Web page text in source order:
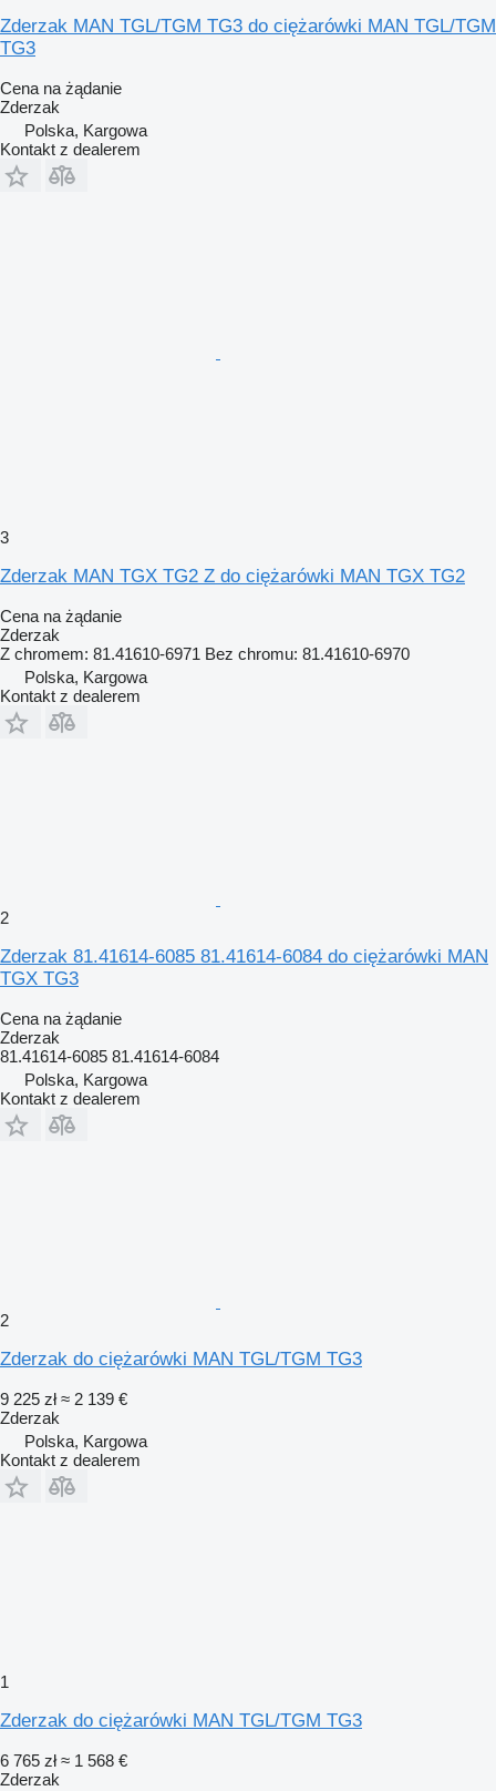
Zderzak MAN TGL/TGM TG3 do ciężarówki MAN TGL/TGM
TG3
Cena na żądanie
Zderzak
Polska, Kargowa
Kontakt z dealerem
3
Zderzak MAN TGX TG2 Z do ciężarówki MAN TGX TG2
Cena na żądanie
Zderzak
Z chromem: 81.41610-6971 Bez chromu: 81.41610-6970
Polska, Kargowa
Kontakt z dealerem
2
Zderzak 81.41614-6085 81.41614-6084 do ciężarówki MAN
TGX TG3
Cena na żądanie
Zderzak
81.41614-6085 81.41614-6084
Polska, Kargowa
Kontakt z dealerem
2
Zderzak do ciężarówki MAN TGL/TGM TG3
9 225 zł ≈ 2 139 €
Zderzak
Polska, Kargowa
Kontakt z dealerem
1
Zderzak do ciężarówki MAN TGL/TGM TG3
6 765 zł ≈ 1 568 €
Zderzak